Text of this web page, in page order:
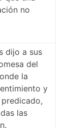
no
dijo a sus
del
la
y
las